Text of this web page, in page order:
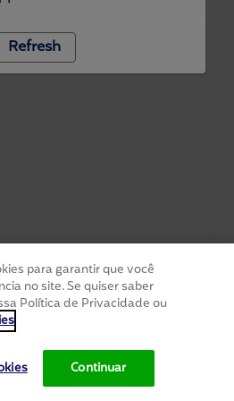
Refresh
para garantir que você
no site. Se quiser saber
Política de Privacidade ou
Continuar